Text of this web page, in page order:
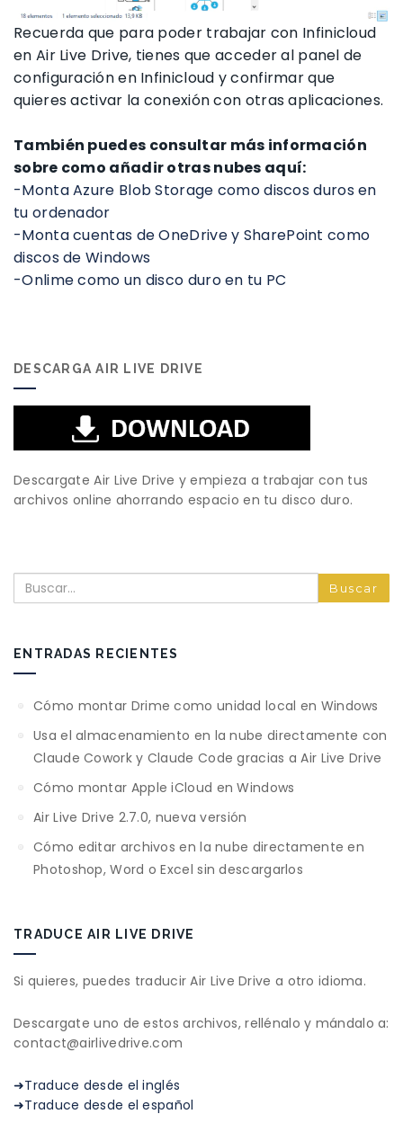
Recuerda que para poder trabajar con Infinicloud
en Air Live Drive, tienes que acceder al panel de
configuración en Infinicloud y confirmar que
quieres activar la conexión con otras aplicaciones.
También puedes consultar más información
sobre como añadir otras nubes aquí:
-Monta Azure Blob Storage como discos duros en
tu ordenador
-Monta cuentas de OneDrive y SharePoint como
discos de Windows
-Onlime como un disco duro en tu PC
DESCARGA AIR LIVE DRIVE
Descargate Air Live Drive y empieza a trabajar con tus
archivos online ahorrando espacio en tu disco duro.
Buscar
ENTRADAS RECIENTES
Cómo montar Drime como unidad local en Windows
Usa el almacenamiento en la nube directamente con
Claude Cowork y Claude Code gracias a Air Live Drive
Cómo montar Apple iCloud en Windows
Air Live Drive 2.7.0, nueva versión
Cómo editar archivos en la nube directamente en
Photoshop, Word o Excel sin descargarlos
TRADUCE AIR LIVE DRIVE
Si quieres, puedes traducir Air Live Drive a otro idioma.
Descargate uno de estos archivos, rellénalo y mándalo a:
contact@airlivedrive.com
➜Traduce desde el inglés
➜Traduce desde el español